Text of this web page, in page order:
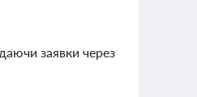
заявки через